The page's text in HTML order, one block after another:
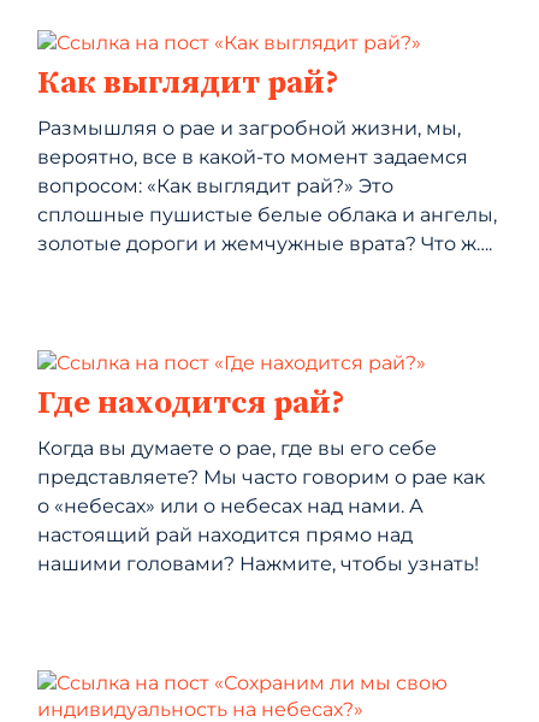
Как выглядит рай?
Размышляя о рае и загробной жизни, мы,
вероятно, все в какой-то момент задаемся
вопросом: «Как выглядит рай?» Это
сплошные пушистые белые облака и ангелы,
золотые дороги и жемчужные врата? Что ж….
Где находится рай?
Когда вы думаете о рае, где вы его себе
представляете? Мы часто говорим о рае как
о «небесах» или о небесах над нами. А
настоящий рай находится прямо над
нашими головами? Нажмите, чтобы узнать!